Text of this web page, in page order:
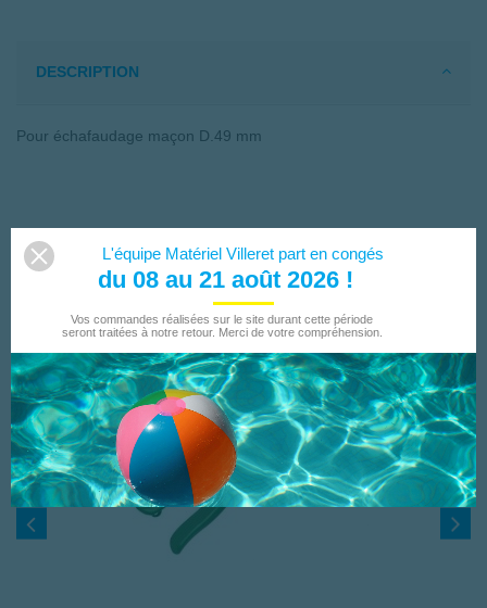
DESCRIPTION
Pour échafaudage maçon D.49 mm
LES CLIENTS QUI ONT ACHETÉ CE PRODUIT ONT
ÉGALEMENT ACHETÉ...
L'équipe Matériel Villeret part en congés
du 08 au 21 août 2026 !
Vos commandes réalisées sur le site durant cette période
seront traitées à notre retour. Merci de votre compréhension.